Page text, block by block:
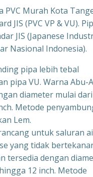
PVC Murah Kota
JIS (PVC VP & VU).
JIS (Japanese
Nasional Indonesia).
pipa lebih tebal
pipa VU. Warna Abu-
diameter mulai
Metode
Lem.
untuk saluran
yang tidak
tersedia dengan
12 inch. Metode